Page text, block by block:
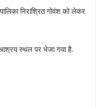
निराश्रित गोवंश को लेकर
स्थल पर भेजा गया है.